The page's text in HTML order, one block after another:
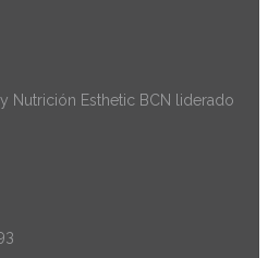
Nutrición Esthetic BCN liderado